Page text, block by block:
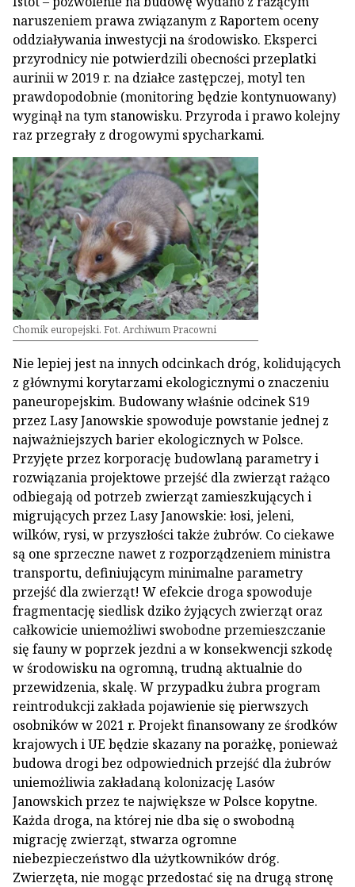
naruszeniem prawa związanym z Raportem oceny
oddziaływania inwestycji na środowisko. Eksperci
przyrodnicy nie potwierdzili obecności przeplatki
aurinii w 2019 r. na działce zastępczej, motyl ten
prawdopodobnie (monitoring będzie kontynuowany)
wyginął na tym stanowisku. Przyroda i prawo kolejny
raz przegrały z drogowymi spycharkami.
Chomik europejski. Fot. Archiwum Pracowni
Nie lepiej jest na innych odcinkach dróg, kolidujących
z głównymi korytarzami ekologicznymi o znaczeniu
paneuropejskim. Budowany właśnie odcinek S19
przez Lasy Janowskie spowoduje powstanie jednej z
najważniejszych barier ekologicznych w Polsce.
Przyjęte przez korporację budowlaną parametry i
rozwiązania projektowe przejść dla zwierząt rażąco
odbiegają od potrzeb zwierząt zamieszkujących i
migrujących przez Lasy Janowskie: łosi, jeleni,
wilków, rysi, w przyszłości także żubrów. Co ciekawe
są one sprzeczne nawet z rozporządzeniem ministra
transportu, definiującym minimalne parametry
przejść dla zwierząt! W efekcie droga spowoduje
fragmentację siedlisk dziko żyjących zwierząt oraz
całkowicie uniemożliwi swobodne przemieszczanie
się fauny w poprzek jezdni a w konsekwencji szkodę
w środowisku na ogromną, trudną aktualnie do
przewidzenia, skalę. W przypadku żubra program
reintrodukcji zakłada pojawienie się pierwszych
osobników w 2021 r. Projekt finansowany ze środków
krajowych i UE będzie skazany na porażkę, ponieważ
budowa drogi bez odpowiednich przejść dla żubrów
uniemożliwia zakładaną kolonizację Lasów
Janowskich przez te największe w Polsce kopytne.
Każda droga, na której nie dba się o swobodną
migrację zwierząt, stwarza ogromne
niebezpieczeństwo dla użytkowników dróg.
Zwierzęta, nie mogąc przedostać się na drugą stronę